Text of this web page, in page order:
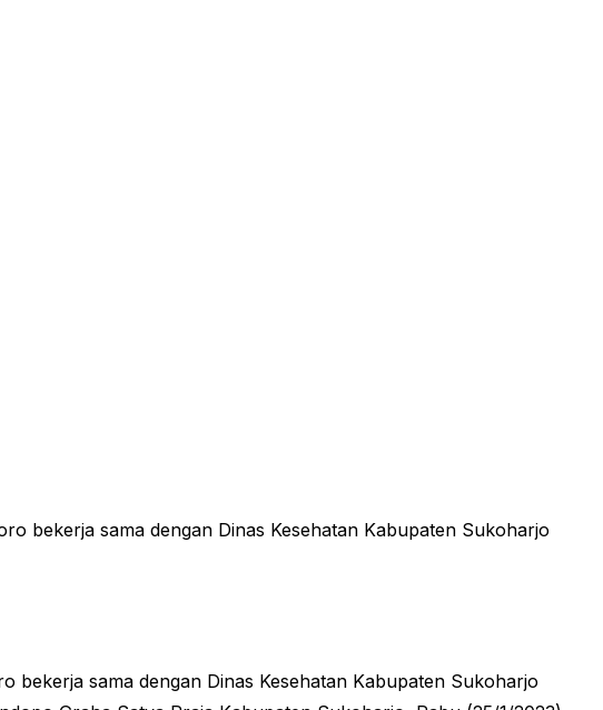
bekerja sama dengan Dinas Kesehatan Kabupaten Sukoharjo
bekerja sama dengan Dinas Kesehatan Kabupaten Sukoharjo